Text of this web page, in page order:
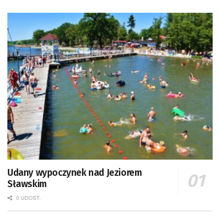
Udany wypoczynek nad Jeziorem
Sławskim
0 UDOST.